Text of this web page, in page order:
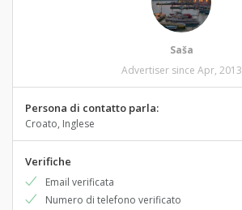
Saša
Advertiser since Apr, 2013
Persona di contatto parla:
Croato, Inglese
Verifiche
Email verificata
Numero di telefono verificato